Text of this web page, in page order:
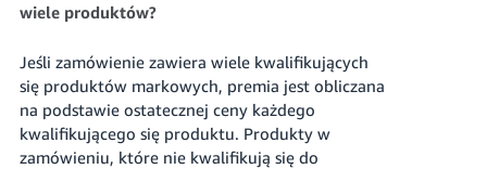
wiele produktów?
Jeśli zamówienie zawiera wiele kwalifikujących
się produktów markowych, premia jest obliczana
na podstawie ostatecznej ceny każdego
kwalifikującego się produktu. Produkty w
zamówieniu, które nie kwalifikują się do